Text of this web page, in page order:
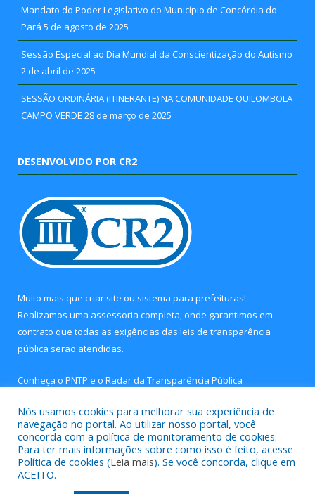
Mandato do Poder Legislativo do Município de Concórdia do
Pará 5 de agosto de 2025
Sessão Especial ao Dia Mundial da Conscientização do Autismo
2 de abril de 2025
SESSÃO ORDINÁRIA (ITINERANTE) NA COMUNIDADE QUILOMBOLA
CAMPO VERDE 28 de março de 2025
DESENVOLVIDO POR CR2
Muito mais que criar site ou sistema para prefeituras!
Realizamos uma assessoria completa, onde garantimos em
contrato que todas as exigências das leis de transparência
pública serão atendidas.
Conheça o PNTP e o Radar da Transparência Pública
Todos os direitos reservados a Câmara Municipal de Concórdia
do Pará.
Nós usamos cookies para melhorar sua experiência de
navegação no portal. Ao utilizar nosso portal, você
concorda com a política de monitoramento de cookies.
Para ter mais informações sobre como isso é feito, acesse
Política de cookies (Leia mais). Se você concorda, clique em
ACEITO.